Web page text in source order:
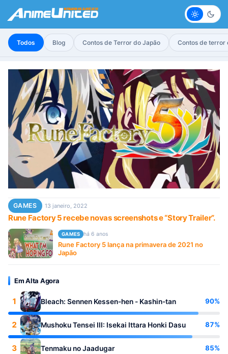
Claro
Todos Blog Contos de Terror do Japão Contos de terror
GAMES 13 janeiro, 2022
Rune Factory 5 recebe novas screenshots e “Story Trailer”.
GAMES há 6 anos
Rune Factory 5 lança na primavera de 2021 no
Japão
Em Alta Agora
1 Bleach: Sennen Kessen-hen - Kashin-tan 90%
2 Mushoku Tensei III: Isekai Ittara Honki Dasu 87%
3 Tenmaku no Jaadugar 85%